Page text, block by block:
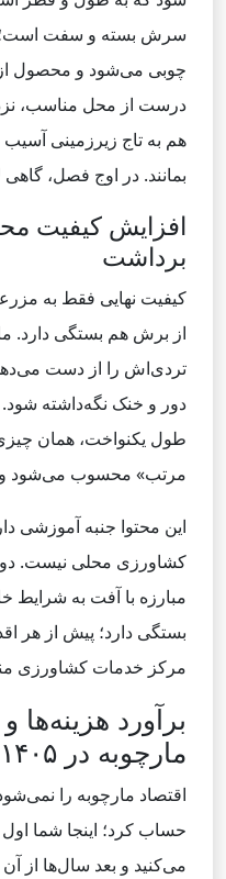
سرش بسته و سفت است؛
چوبی می‌شود و محصول از
درست از محل مناسب،
هم به تاج زیرزمینی
بمانند. در اوج فصل،
افزایش کیفیت
برداشت
کیفیت نهایی فقط به
از برش هم بستگی دارد.
تردی‌اش را از دست
دور و خنک نگه‌داشته
طول یکنواخت، همان
مرتب» محسوب می‌شود
این محتوا جنبه آموزشی
کشاورزی محلی نیست.
مبارزه با آفت به
بستگی دارد؛ پیش از هر
مرکز خدمات کشاورزی
برآورد هزینه‌ها
مارچوبه در ۱۴۰۵
اقتصاد مارچوبه را
حساب کرد؛ اینجا شما
می‌کنید و بعد سال‌ها از